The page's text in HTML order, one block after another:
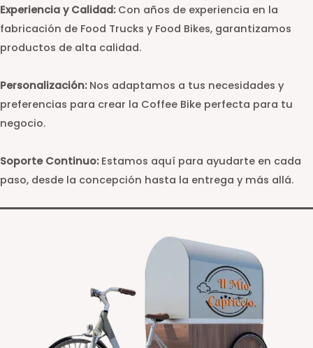
Experiencia y Calidad:Con años de experiencia en la
fabricación de Food Trucks y Food Bikes, garantizamos
productos de alta calidad.
Personalización:Nos adaptamos a tus necesidades y
preferencias para crear la Coffee Bike perfecta para tu
negocio.
Soporte Continuo:Estamos aquí para ayudarte en cada
paso, desde la concepción hasta la entrega y más allá.